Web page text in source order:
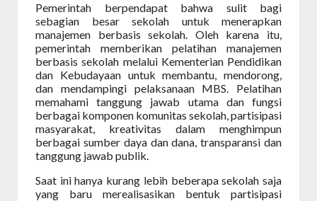
Pemerintah berpendapat bahwa sulit bagi
sebagian besar sekolah untuk menerapkan
manajemen berbasis sekolah. Oleh karena itu,
pemerintah memberikan pelatihan manajemen
berbasis sekolah melalui Kementerian Pendidikan
dan Kebudayaan untuk membantu, mendorong,
dan mendampingi pelaksanaan MBS. Pelatihan
memahami tanggung jawab utama dan fungsi
berbagai komponen komunitas sekolah, partisipasi
masyarakat, kreativitas dalam menghimpun
berbagai sumber daya dan dana, transparansi dan
tanggung jawab publik.
Saat ini hanya kurang lebih beberapa sekolah saja
yang baru merealisasikan bentuk partisipasi